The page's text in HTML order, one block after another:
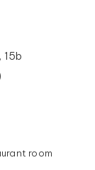
15b
room